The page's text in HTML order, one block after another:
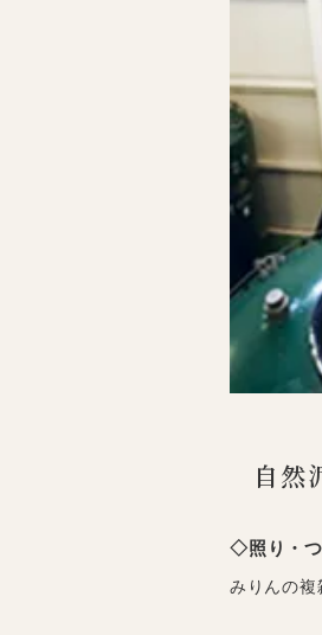
自然
◇照り・
みりんの複